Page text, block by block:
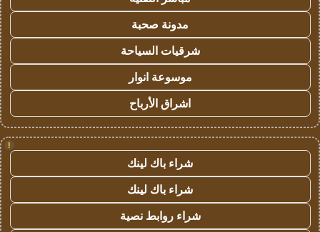
مدونة صحبة
شرقيات السياحة
موسوعة انوار
اشراق الأرباح
!
شراء باك لينك
شراء باك لينك
شراء روابط نصية